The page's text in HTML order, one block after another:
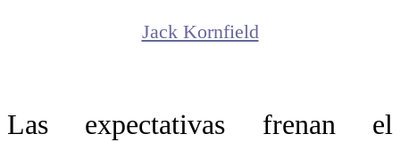
Jack Kornfield
Las expectativas frenan el